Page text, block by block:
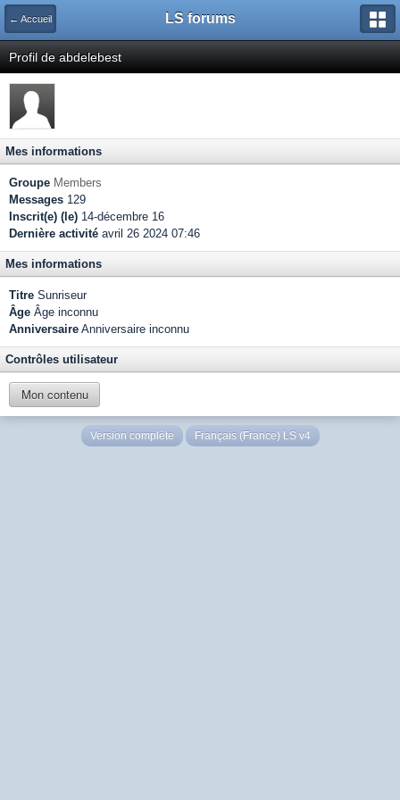
← Accueil LS forums
Profil de abdelebest
Mes informations
Groupe Members
Messages 129
Inscrit(e) (le) 14-décembre 16
Dernière activité avril 26 2024 07:46
Mes informations
Titre Sunriseur
Âge Âge inconnu
Anniversaire Anniversaire inconnu
Contrôles utilisateur
Mon contenu
Version complète Français (France) LS v4